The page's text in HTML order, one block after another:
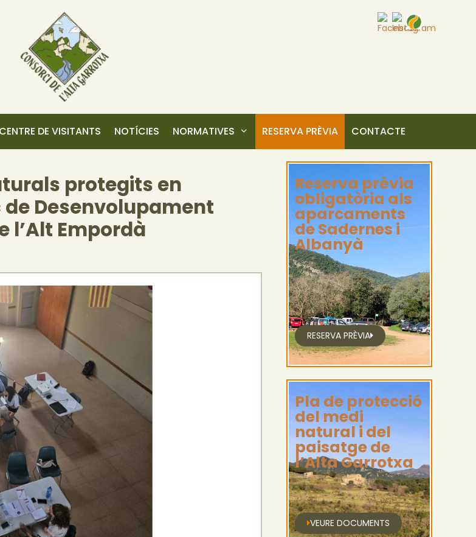
CENTRE DE VISITANTS NOTÍCIES NORMATIVES RESERVA PRÈVIA CONTACTE
protegits en
de Desenvolupament
l’Alt Empordà
Reserva prèvia
obligatòria als
aparcaments
de Sadernes i
Albanyà
RESERVA PRÈVIA
Pla de protecció
del medi
natural i del
paisatge de
l’Alta Garrotxa
VEURE DOCUMENTS